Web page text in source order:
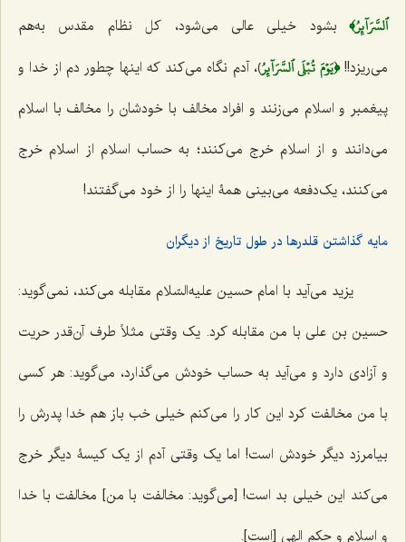
ٱلسَّرَآئِرُ﴾ بشود خیلی عالی می‌شود، کل نظام مقدس به‌هم
مى‌ریزد!!﴿يَوۡمَ تُبۡلَى ٱلسَّرَآئِرُ﴾، آدم نگاه مى‌کند که اینها چطور دم از خدا و
پیغمبر و اسلام مى‌زنند و افراد مخالف با خودشان را مخالف با اسلام
مى‌دانند و از اسلام خرج مى‌کنند؛ به حساب اسلام از اسلام خرج
مى‌کنند، یک‌دفعه مى‌بینى همۀ اینها را از خود مى‌گفتند!
مایه گذاشتن قلدرها در طول تاریخ از دیگران
یزید مى‌آید با امام حسین علیه‌السّلام مقابله مى‌کند، نمى‌گوید:
حسین بن على با من مقابله کرد. یک وقتى مثلاً طرف آن‌قدر حریت
و آزادى دارد و مى‌آید به حساب خودش مى‌گذارد، مى‌گوید: هر کسی
با من مخالفت کرد این کار را مى‌کنم خیلى خب ‌باز هم خدا پدرش را
بیامرزد دیگر خودش است! اما یک وقتى آدم از یک کیسۀ دیگر خرج
مى‌کند این خیلى بد است! [می‌گوید: مخالفت با من] مخالفت با خدا
و اسلام و حکم الهی [است].